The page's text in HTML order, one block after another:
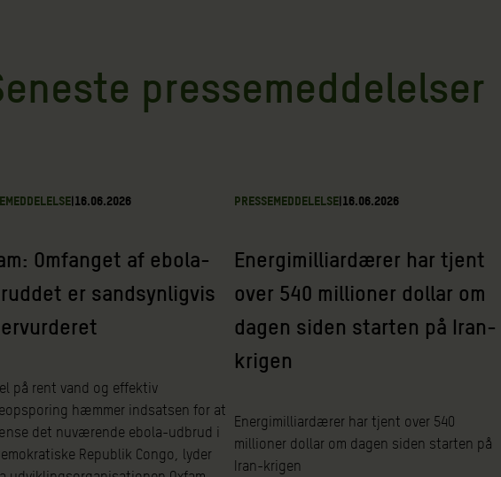
pressemeddelelser
|16.06.2026
Omfanget af ebola-
er sandsynligvis
på rent vand og effektiv
hæmmer indsatsen for at
det nuværende ebola-udbrud i
Republik Congo, lyder
PRESSEMEDDELELSE|16.06.2026
Energimilliardærer har tjent
over 540 millioner dollar om
dagen siden starten på Iran-
krigen
Energimilliardærer har tjent over 540
millioner dollar om dagen siden starten på
Iran-krigen